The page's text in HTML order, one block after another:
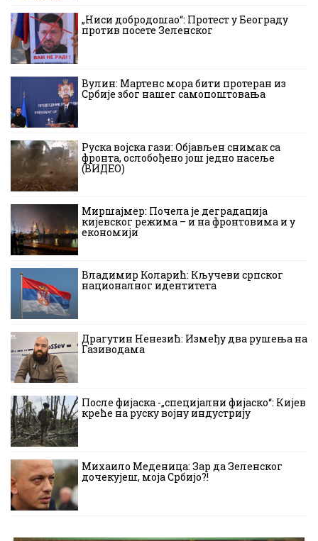
„Ниси добродошао“: Протест у Београду
против посете Зеленског
Вулин: Мартенс мора бити протеран из
Србије због нашег самопоштовања
Руска војска гази: Објављен снимак са
фронта, ослобођено још једно насеље
(ВИДЕО)
Миршајмер: Почела је деградација
кијевског режима – и на фронтовима и у
економији
Владимир Коларић: Кључеви српског
националног идентитета
Драгутин Ненезић: Између два рушења на
Газиводама
После фијаска -„специјални фијаско“: Кијев
креће на руску војну индустрију
Михаило Меденица: Зар да Зеленског
дочекујеш, моја Србијо?!